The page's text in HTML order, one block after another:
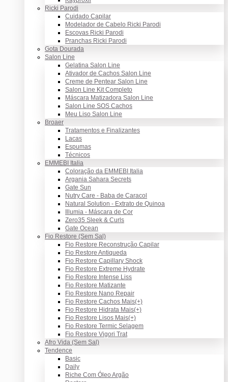
Ricki Parodi
Cuidado Capilar
Modelador de Cabelo Ricki Parodi
Escovas Ricki Parodi
Pranchas Ricki Parodi
Gota Dourada
Salon Line
Gelatina Salon Line
Ativador de Cachos Salon Line
Creme de Pentear Salon Line
Salon Line Kit Completo
Máscara Matizadora Salon Line
Salon Line SOS Cachos
Meu Liso Salon Line
Broaer
Tratamentos e Finalizantes
Lacas
Espumas
Técnicos
EMMEBI Italia
Coloração da EMMEBI Italia
Argania Sahara Secrets
Gate Sun
Nutry Care - Baba de Caracol
Natural Solution - Extrato de Quinoa
Illumia - Máscara de Cor
Zero35 Sleek & Curls
Gate Ocean
Fio Restore (Sem Sal)
Fio Restore Reconstrução Capilar
Fio Restore Antiqueda
Fio Restore Capillary Shock
Fio Restore Extreme Hydrate
Fio Restore Intense Liss
Fio Restore Matizante
Fio Restore Nano Repair
Fio Restore Cachos Mais(+)
Fio Restore Hidrata Mais(+)
Fio Restore Lisos Mais(+)
Fio Restore Termic Selagem
Fio Restore Vigori Trat
Afro Vida (Sem Sal)
Tendence
Basic
Daily
Riche Com Óleo Argão